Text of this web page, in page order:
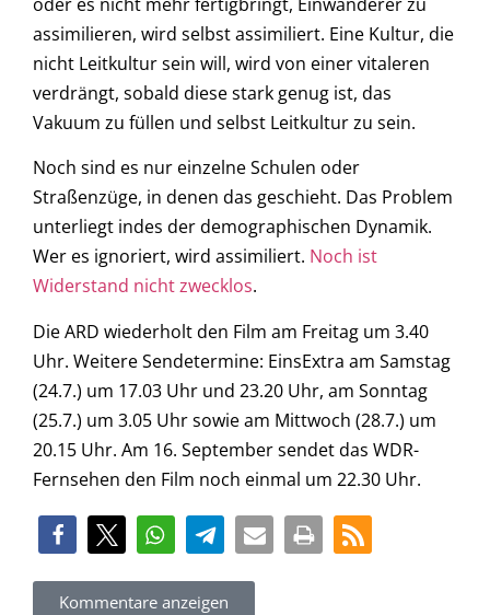
assimilieren, wird selbst assimiliert. Eine Kultur, die
nicht Leitkultur sein will, wird von einer vitaleren
verdrängt, sobald diese stark genug ist, das
Vakuum zu füllen und selbst Leitkultur zu sein.
Noch sind es nur einzelne Schulen oder
Straßenzüge, in denen das geschieht. Das Problem
unterliegt indes der demographischen Dynamik.
Wer es ignoriert, wird assimiliert. Noch ist
Widerstand nicht zwecklos.
Die ARD wiederholt den Film am Freitag um 3.40
Uhr. Weitere Sendetermine: EinsExtra am Samstag
(24.7.) um 17.03 Uhr und 23.20 Uhr, am Sonntag
(25.7.) um 3.05 Uhr sowie am Mittwoch (28.7.) um
20.15 Uhr. Am 16. September sendet das WDR-
Fernsehen den Film noch einmal um 22.30 Uhr.
Kommentare anzeigen